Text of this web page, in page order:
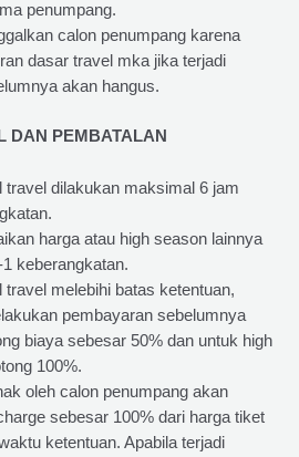
penumpang.
calon penumpang karena
dasar travel mka jika terjadi
akan hangus.
DAN PEMBATALAN
travel dilakukan maksimal 6 jam
harga atau high season lainnya
keberangkatan.
travel melebihi batas ketentuan,
pembayaran sebelumnya
biaya sebesar 50% dan untuk high
100%.
oleh calon penumpang akan
sebesar 100% dari harga tiket
ketentuan. Apabila terjadi